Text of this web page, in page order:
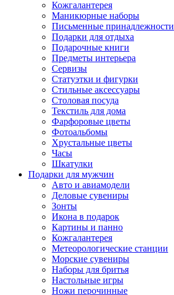
Кожгалантерея
Маникюрные наборы
Письменные принадлежности
Подарки для отдыха
Подарочные книги
Предметы интерьера
Сервизы
Статуэтки и фигурки
Стильные аксессуары
Столовая посуда
Текстиль для дома
Фарфоровые цветы
Фотоальбомы
Хрустальные цветы
Часы
Шкатулки
Подарки для мужчин
Авто и авиамодели
Деловые сувениры
Зонты
Икона в подарок
Картины и панно
Кожгалантерея
Метеорологические станции
Морские сувениры
Наборы для бритья
Настольные игры
Ножи перочинные